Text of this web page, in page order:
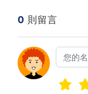
0 則留言